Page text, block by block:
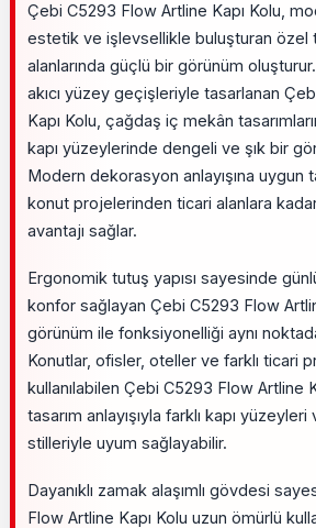
Çebi C5293 Flow Artline Kapı Kolu,
estetik ve işlevsellikle buluşturan özel
alanlarında güçlü bir görünüm
akıcı yüzey geçişleriyle tasarlanan
Kapı Kolu, çağdaş iç mekân
kapı yüzeylerinde dengeli ve şık bir
Modern dekorasyon anlayışına uygun
konut projelerinden ticari alanlara
avantajı sağlar.
Ergonomik tutuş yapısı sayesinde
konfor sağlayan Çebi C5293 Flow
görünüm ile fonksiyonelliği aynı
Konutlar, ofisler, oteller ve farklı ticari
kullanılabilen Çebi C5293 Flow Artline
tasarım anlayışıyla farklı kapı
stilleriyle uyum sağlayabilir.
Dayanıklı zamak alaşımlı gövdesi
Flow Artline Kapı Kolu uzun ömürlü